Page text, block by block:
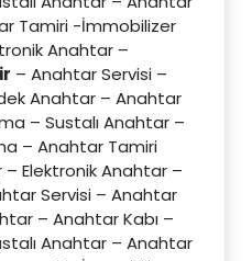
Tamiri -İmmobilizer
Anahtar –
– Anahtar Servisi –
Anahtar – Anahtar
– Sustalı Anahtar –
– Anahtar Tamiri
Elektronik Anahtar –
Servisi – Anahtar
– Anahtar Kabı –
Anahtar – Anahtar